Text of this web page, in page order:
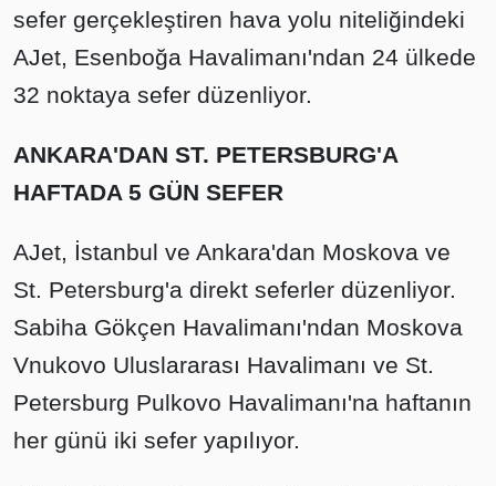
sefer gerçekleştiren hava yolu niteliğindeki
AJet, Esenboğa Havalimanı'ndan 24 ülkede
32 noktaya sefer düzenliyor.
ANKARA'DAN ST. PETERSBURG'A
HAFTADA 5 GÜN SEFER
AJet, İstanbul ve Ankara'dan Moskova ve
St. Petersburg'a direkt seferler düzenliyor.
Sabiha Gökçen Havalimanı'ndan Moskova
Vnukovo Uluslararası Havalimanı ve St.
Petersburg Pulkovo Havalimanı'na haftanın
her günü iki sefer yapılıyor.